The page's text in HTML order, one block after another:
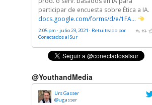
participar de encuesta sobre Ética a IA.
docs.google.com/forms/d/e/1FA…
2:05 pm · julio 23, 2021 · Retuiteado por
Conectados al Sur
@YouthandMedia
Urs Gasser
@ugasser